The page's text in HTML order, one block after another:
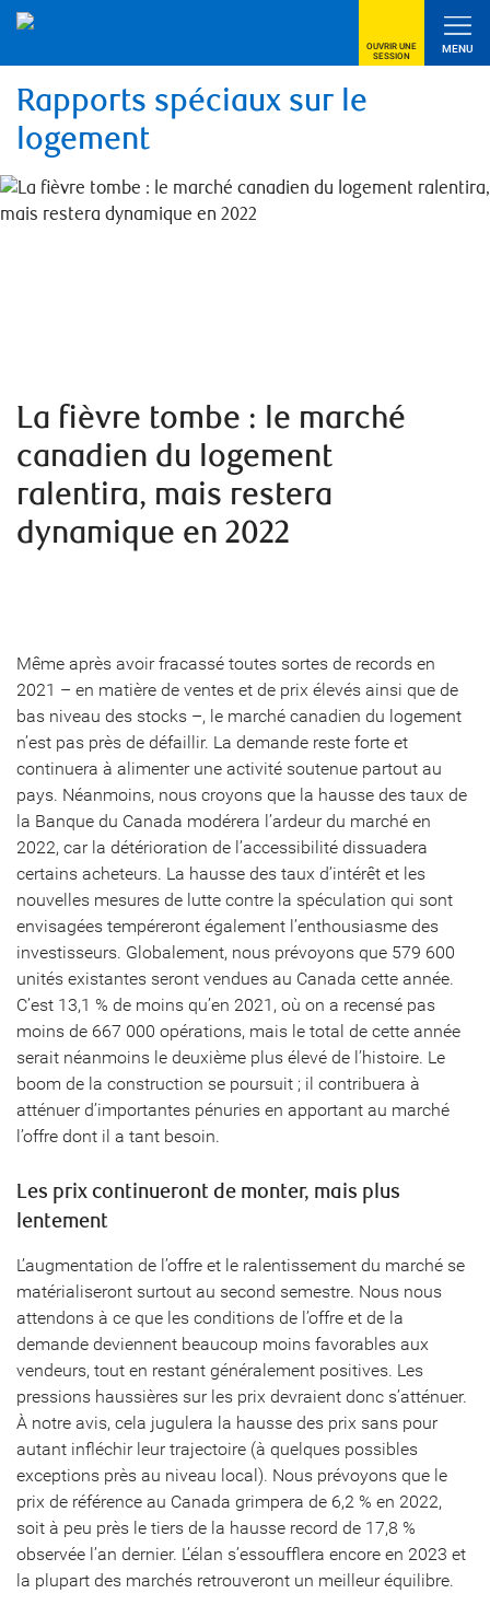
OUVRIR UNE
SESSION
MENU
Rapports spéciaux sur le
logement
La fièvre tombe : le marché
canadien du logement
ralentira, mais restera
dynamique en 2022
Même après avoir fracassé toutes sortes de records en
2021 – en matière de ventes et de prix élevés ainsi que de
bas niveau des stocks –, le marché canadien du logement
n’est pas près de défaillir. La demande reste forte et
continuera à alimenter une activité soutenue partout au
pays. Néanmoins, nous croyons que la hausse des taux de
la Banque du Canada modérera l’ardeur du marché en
2022, car la détérioration de l’accessibilité dissuadera
certains acheteurs. La hausse des taux d’intérêt et les
nouvelles mesures de lutte contre la spéculation qui sont
envisagées tempéreront également l’enthousiasme des
investisseurs. Globalement, nous prévoyons que 579 600
unités existantes seront vendues au Canada cette année.
C’est 13,1 % de moins qu’en 2021, où on a recensé pas
moins de 667 000 opérations, mais le total de cette année
serait néanmoins le deuxième plus élevé de l’histoire. Le
boom de la construction se poursuit ; il contribuera à
atténuer d’importantes pénuries en apportant au marché
l’offre dont il a tant besoin.
Les prix continueront de monter, mais plus
lentement
L’augmentation de l’offre et le ralentissement du marché se
matérialiseront surtout au second semestre. Nous nous
attendons à ce que les conditions de l’offre et de la
demande deviennent beaucoup moins favorables aux
vendeurs, tout en restant généralement positives. Les
pressions haussières sur les prix devraient donc s’atténuer.
À notre avis, cela jugulera la hausse des prix sans pour
autant infléchir leur trajectoire (à quelques possibles
exceptions près au niveau local). Nous prévoyons que le
prix de référence au Canada grimpera de 6,2 % en 2022,
soit à peu près le tiers de la hausse record de 17,8 %
observée l’an dernier. L’élan s’essoufflera encore en 2023 et
la plupart des marchés retrouveront un meilleur équilibre.